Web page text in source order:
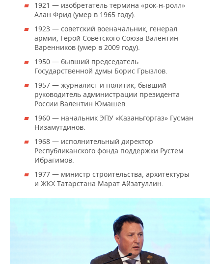
1921 — изобретатель термина «рок-н-ролл»
Алан Фрид (умер в 1965 году).
1923 — советский военачальник, генерал
армии, Герой Советского Союза Валентин
Варенников (умер в 2009 году).
1950 — бывший председатель
Государственной думы Борис Грызлов.
1957 — журналист и политик, бывший
руководитель администрации президента
России Валентин Юмашев.
1960 — начальник ЭПУ «Казаньгоргаз» Гусман
Низамутдинов.
1968 — исполнительный директор
Республиканского фонда поддержки Рустем
Ибрагимов.
1977 — министр строительства, архитектуры
и ЖКХ Татарстана Марат Айзатуллин.